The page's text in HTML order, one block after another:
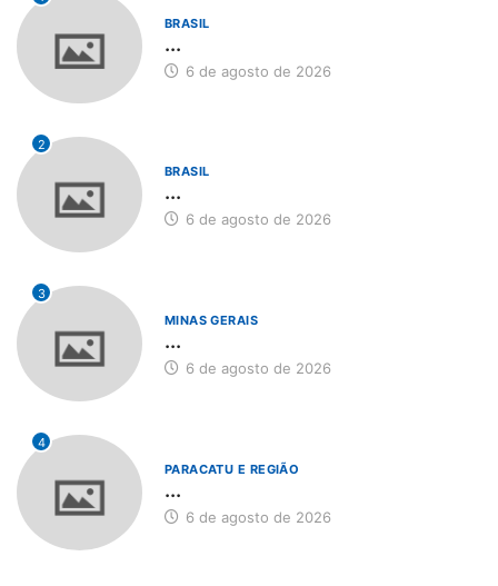
BRASIL
...
6 de agosto de 2026
2
BRASIL
...
6 de agosto de 2026
3
MINAS GERAIS
...
6 de agosto de 2026
4
PARACATU E REGIÃO
...
6 de agosto de 2026